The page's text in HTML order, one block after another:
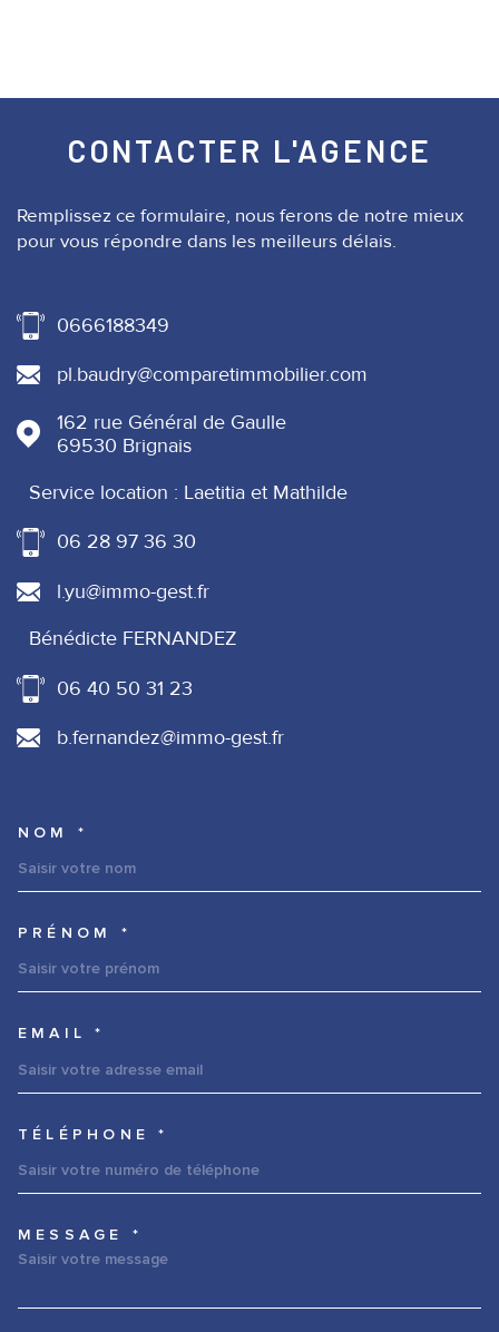
CONTACTER L'AGENCE
Remplissez ce formulaire, nous ferons de notre mieux
pour vous répondre dans les meilleurs délais.
0666188349
pl.baudry@comparetimmobilier.com
162 rue Général de Gaulle
69530
Brignais
Service location : Laetitia et Mathilde
06 28 97 36 30
l.yu@immo-gest.fr
Bénédicte FERNANDEZ
06 40 50 31 23
b.fernandez@immo-gest.fr
NOM *
PRÉNOM *
EMAIL *
TÉLÉPHONE *
TRAD_MELTEM_VOREDEMANDE
MESSAGE *